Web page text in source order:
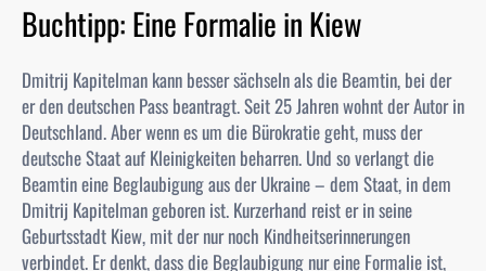
Buchtipp: Eine Formalie in Kiew
Dmitrij Kapitelman kann besser sächseln als die Beamtin, bei der
er den deutschen Pass beantragt. Seit 25 Jahren wohnt der Autor in
Deutschland. Aber wenn es um die Bürokratie geht, muss der
deutsche Staat auf Kleinigkeiten beharren. Und so verlangt die
Beamtin eine Beglaubigung aus der Ukraine – dem Staat, in dem
Dmitrij Kapitelman geboren ist. Kurzerhand reist er in seine
Geburtsstadt Kiew, mit der nur noch Kindheitserinnerungen
verbindet. Er denkt, dass die Beglaubigung nur eine Formalie ist,